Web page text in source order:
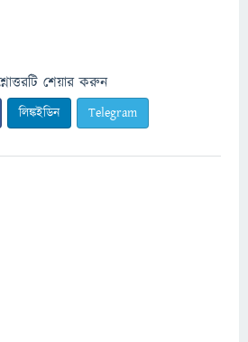
শেয়ার করুন
লিঙ্কইডিন Telegram